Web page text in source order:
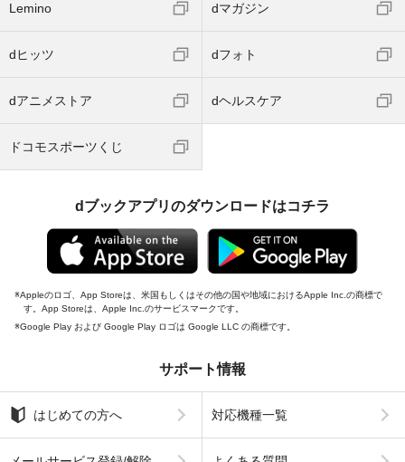
Lemino dマガジン
dヒッツ dフォト
dアニメストア dヘルスケア
ドコモスポーツくじ
dブックアプリのダウンロードはコチラ
Appleのロゴ、App Storeは、米国もしくはその他の国や地域におけるApple Inc.の商標で
す。App Storeは、Apple Inc.のサービスマークです。
Google Play および Google Play ロゴは Google LLC の商標です。
サポート情報
はじめての方へ 対応機種一覧